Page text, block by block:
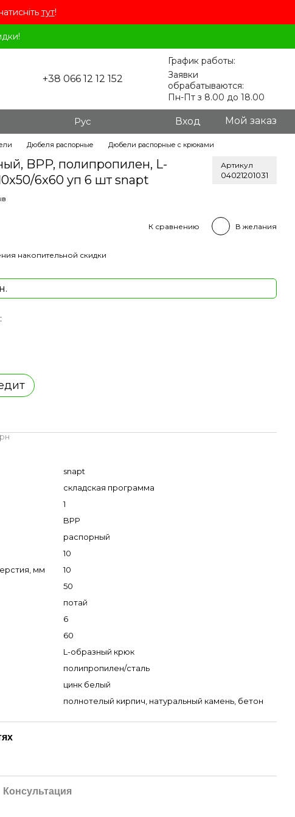
тут!
+38 066 12 12 152
График работы:
Заявки
обрабатываются:
Пн-Пт з 8.00 до 18.00
Рус Вход Мой заказ
Дюбеля распорные Дюбели распорные с крюками
BPP, полипропилен, L-
6x60 уп 6 шт snapt
Артикул
04021201031
К сравнению В желания
накопительной скидки
snapt
складская программа
1
BPP
распорный
10
мм
10
50
потай
6
60
L-образный крюк
полипропилен/сталь
цинк белый
полнотелый кирпич, натуральный камень, бетон
Консультация